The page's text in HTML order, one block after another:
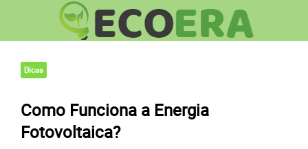
Dicas
Como Funciona a Energia
Fotovoltaica?